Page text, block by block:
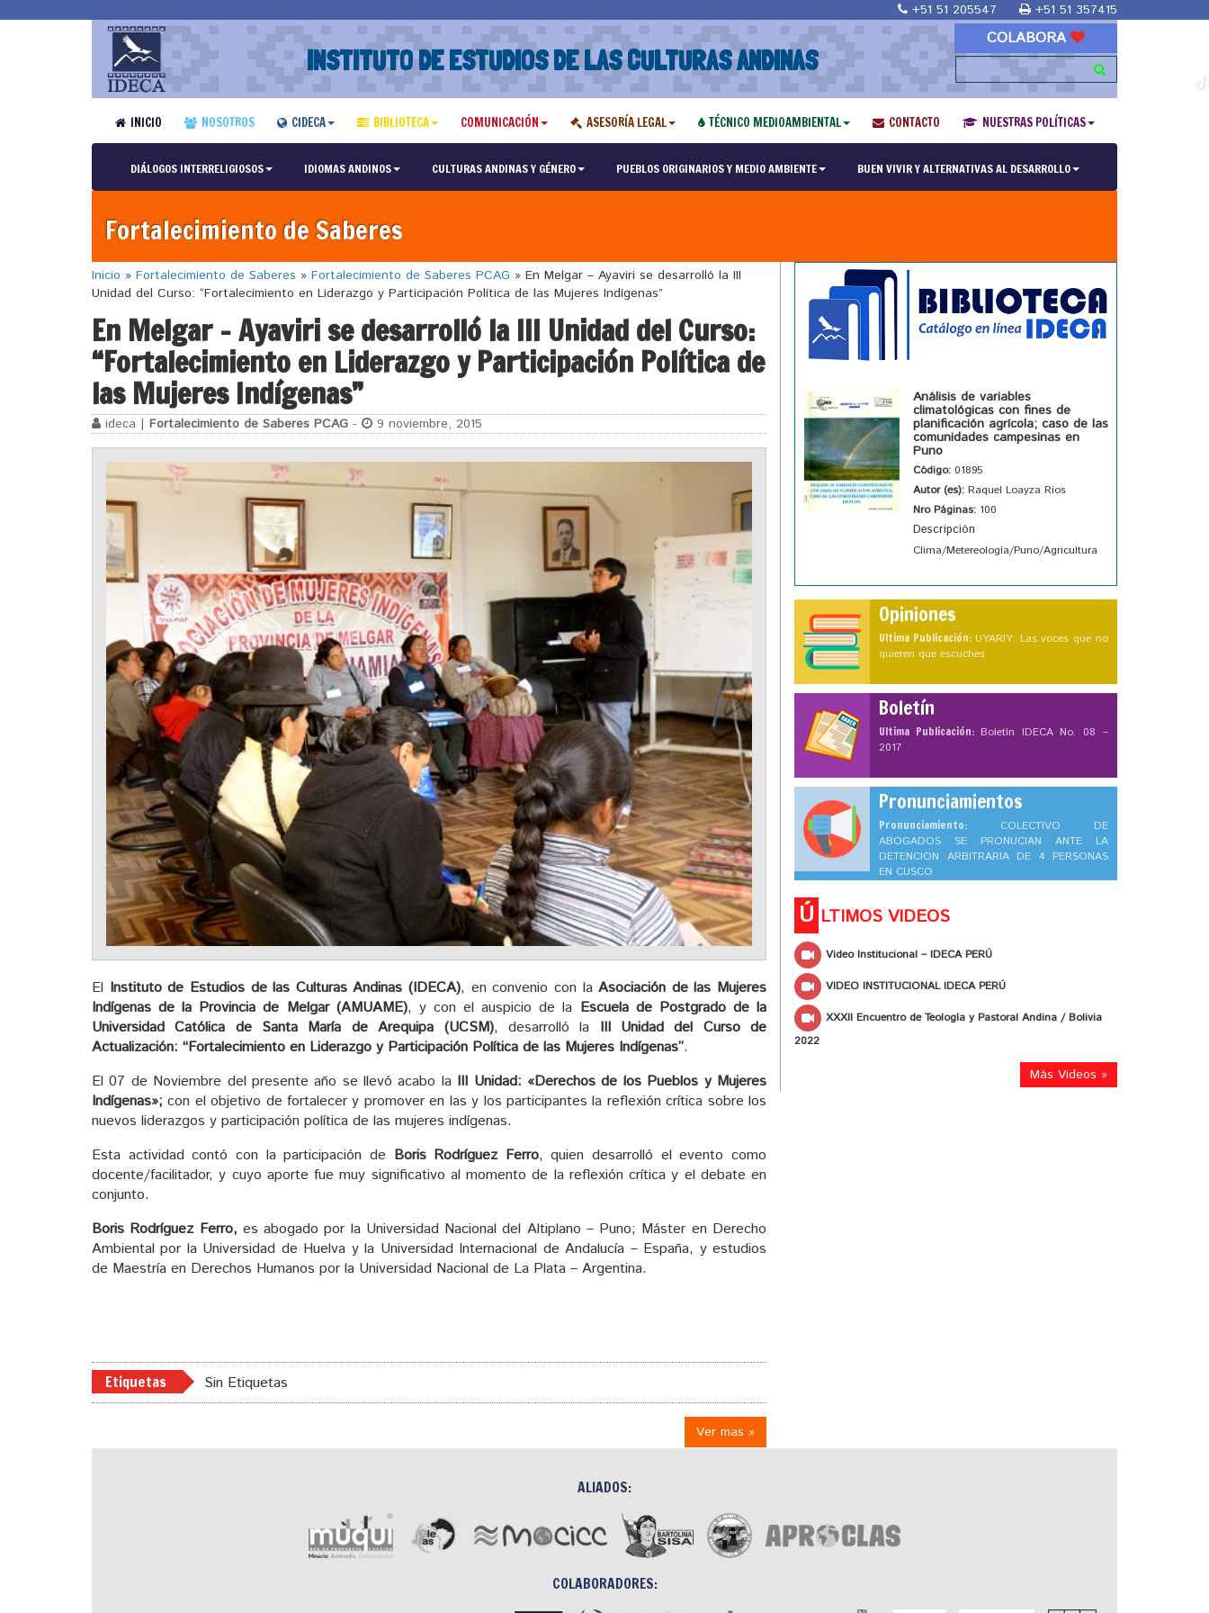
+51 51 205547 +51 51 357415
INSTITUTO DE ESTUDIOS DE LAS CULTURAS ANDINAS
COLABORA
INICIO NOSOTROS CIDECA BIBLIOTECA COMUNICACIÓN ASESORÍA LEGAL TÉCNICO MEDIOAMBIENTAL CONTACTO NUESTRAS POLÍTICAS
DIÁLOGOS INTERRELIGIOSOS IDIOMAS ANDINOS CULTURAS ANDINAS Y GÉNERO PUEBLOS ORIGINARIOS Y MEDIO AMBIENTE BUEN VIVIR Y ALTERNATIVAS AL DESARROLLO
Fortalecimiento de Saberes
Inicio » Fortalecimiento de Saberes » Fortalecimiento de Saberes PCAG » En Melgar – Ayaviri se desarrolló la III
Unidad del Curso: “Fortalecimiento en Liderazgo y Participación Política de las Mujeres Indígenas”
En Melgar – Ayaviri se desarrolló la III Unidad del Curso:
“Fortalecimiento en Liderazgo y Participación Política de
las Mujeres Indígenas”
ideca | Fortalecimiento de Saberes PCAG - 9 noviembre, 2015
El Instituto de Estudios de las Culturas Andinas (IDECA), en convenio con laAsociación de las Mujeres
Indígenas de la Provincia de Melgar (AMUAME), y con el auspicio de la Escuela de Postgrado de la
Universidad Católica de Santa María de Arequipa (UCSM), desarrolló la III Unidad del Curso de
Actualización: “Fortalecimiento en Liderazgo y Participación Política de las Mujeres Indígenas”.
El 07 de Noviembre del presente año se llevó acabo la III Unidad: «Derechos de los Pueblos y Mujeres
Indígenas»; con el objetivo de fortalecer y promover en las y los participantes la reflexión crítica sobre los
nuevos liderazgos y participación política de las mujeres indígenas.
Esta actividad contó con la participación de Boris Rodríguez Ferro, quien desarrolló el evento como
docente/facilitador, y cuyo aporte fue muy significativo al momento de la reflexión crítica y el debate en
conjunto.
Boris Rodríguez Ferro, es abogado por la Universidad Nacional del Altiplano – Puno; Máster en Derecho
Ambiental por la Universidad de Huelva y la Universidad Internacional de Andalucía – España, y estudios
de Maestría en Derechos Humanos por la Universidad Nacional de La Plata – Argentina.
Etiquetas Sin Etiquetas
Ver mas »
Análisis de variables
climatológicas con fines de
planificación agrícola; caso de las
comunidades campesinas en
Puno
Código: 01895
Autor (es): Raquel Loayza Rios
Nro Páginas: 100
Descripción
Clima/Metereología/Puno/Agricultura
Opiniones
Ultima Publicación: UYARIY: Las voces que no
quieren que escuches
Boletín
Ultima Publicación: Boletín IDECA No. 08 –
2017
Pronunciamientos
Pronunciamiento: COLECTIVO DE
ABOGADOS SE PRONUCIAN ANTE LA
DETENCION ARBITRARIA DE 4 PERSONAS
EN CUSCO
Ú LTIMOS VIDEOS
Video Institucional – IDECA PERÚ
VIDEO INSTITUCIONAL IDECA PERÚ
XXXII Encuentro de Teología y Pastoral Andina / Bolivia
2022
Más Videos »
ALIADOS:
COLABORADORES: